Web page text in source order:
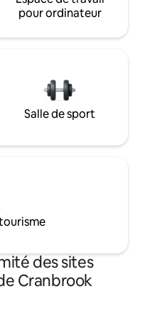
pour ordinateur
Salle de sport
des sites
Cranbrook